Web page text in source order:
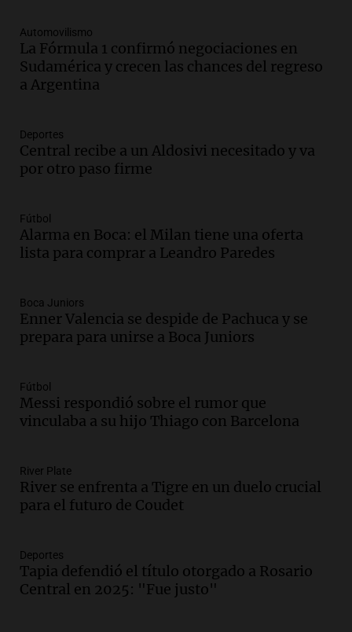
Panorama Federal
Episodios
Audio.Docentes de Jujuy denuncian
descuentos de hasta 700.000 pesos en
Episodios
Audio.Siniestro vial en Salta: una mujer
fallece tras perder el control de su
Episodios
Audio.Docentes de Jujuy enfrentan
descuentos de hasta 700.000 pesos en
sindicato
Panorama Federal
Episodios
Audio.
La justicia reconoce el COVID
docente fallecido en 2021
Panorama Federal
Episodios
mujer pierde la vida en accidente en
circunvalación Oeste
Panorama Federal
como enfermedad laboral tras el
fallecimiento de un docente
Panorama Federal
Automovilismo
La Fórmula 1 confirmó negociaciones en
Sudamérica y crecen las chances del regreso
a Argentina
Deportes
Central recibe a un Aldosivi necesitado y va
por otro paso firme
Fútbol
Alarma en Boca: el Milan tiene una oferta
lista para comprar a Leandro Paredes
Boca Juniors
Enner Valencia se despide de Pachuca y se
prepara para unirse a Boca Juniors
Fútbol
Messi respondió sobre el rumor que
vinculaba a su hijo Thiago con Barcelona
River Plate
River se enfrenta a Tigre en un duelo crucial
para el futuro de Coudet
Deportes
Tapia defendió el título otorgado a Rosario
Central en 2025: "Fue justo"